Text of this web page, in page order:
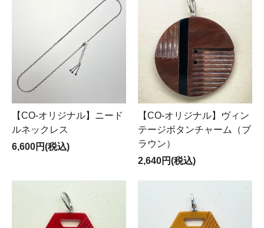
【CO-オリジナル】ニード
ルネックレス
6,600円(税込)
【CO-オリジナル】ヴィン
テージボタンチャーム（ブ
ラウン）
2,640円(税込)